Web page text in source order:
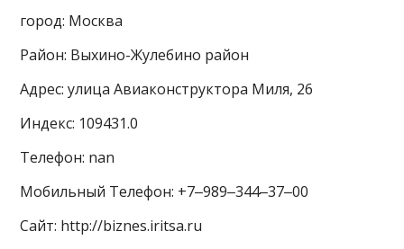
город: Москва
Район: Выхино-Жулебино район
Адрес: улица Авиаконструктора Миля, 26
Индекс: 109431.0
Телефон: nan
Мобильный Телефон: +7‒989‒344‒37‒00
Сайт: http://biznes.iritsa.ru